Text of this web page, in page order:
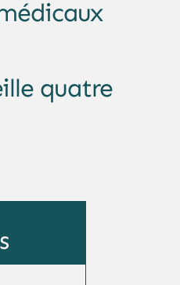
quatre